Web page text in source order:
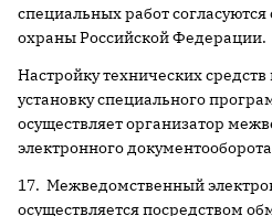
специальных работ
охраны Российской Федерации.
Настройку технических
установку специального
осуществляет организатор
электронного
17. Межведомственный
осуществляется посредством